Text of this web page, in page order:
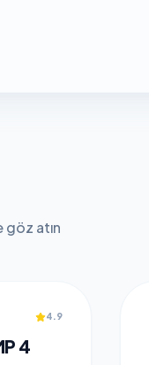
atın
4.9
4